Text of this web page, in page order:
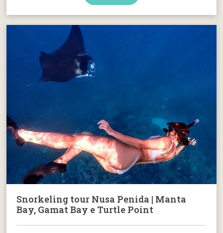
Snorkeling tour Nusa Penida | Manta
Bay, Gamat Bay e Turtle Point